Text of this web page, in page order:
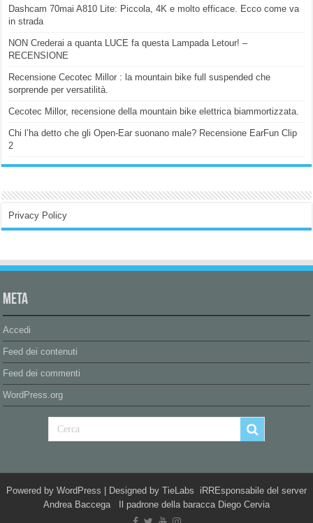
Dashcam 70mai A810 Lite: Piccola, 4K e molto efficace. Ecco come va
in strada
NON Crederai a quanta LUCE fa questa Lampada Letour! –
RECENSIONE
Recensione Cecotec Millor : la mountain bike full suspended che
sorprende per versatilità.
Cecotec Millor, recensione della mountain bike elettrica biammortizzata.
Chi l’ha detto che gli Open-Ear suonano male? Recensione EarFun Clip
2
Privacy Policy
Meta
Accedi
Feed dei contenuti
Feed dei commenti
WordPress.org
Powered by WordPress | Designed by TieLabs iRREsponsabile del server
Andrea Baccega Il padrone della baracca Diego Cervia